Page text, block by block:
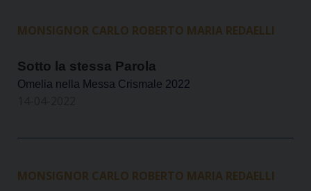
MONSIGNOR CARLO ROBERTO MARIA REDAELLI
Sotto la stessa Parola
Omelia nella Messa Crismale 2022
MONSIGNOR CARLO ROBERTO MARIA REDAELLI